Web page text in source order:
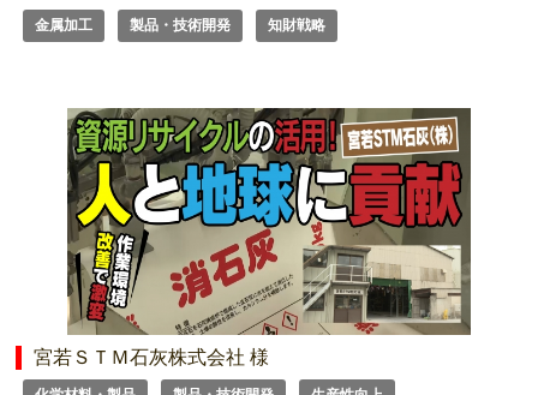
金属加工 製品・技術開発 知財戦略
宮若ＳＴＭ石灰株式会社 様